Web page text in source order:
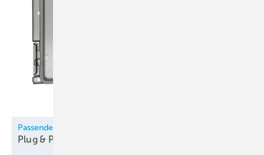
Passendes Zubehör erleichtert die Wärmepumpen-Montage
Plug & Play